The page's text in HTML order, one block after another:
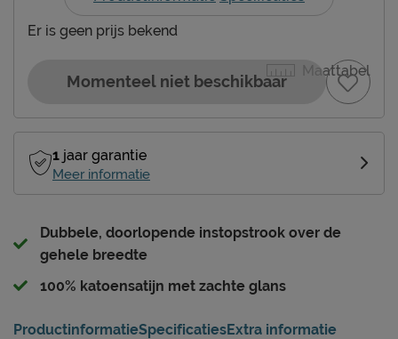
Maattabel
Er is geen prijs bekend
Momenteel niet beschikbaar
1 jaar garantie
Meer informatie
Dubbele, doorlopende instopstrook over de
gehele breedte
100% katoensatijn met zachte glans
ProductinformatieSpecificatiesExtra informatie